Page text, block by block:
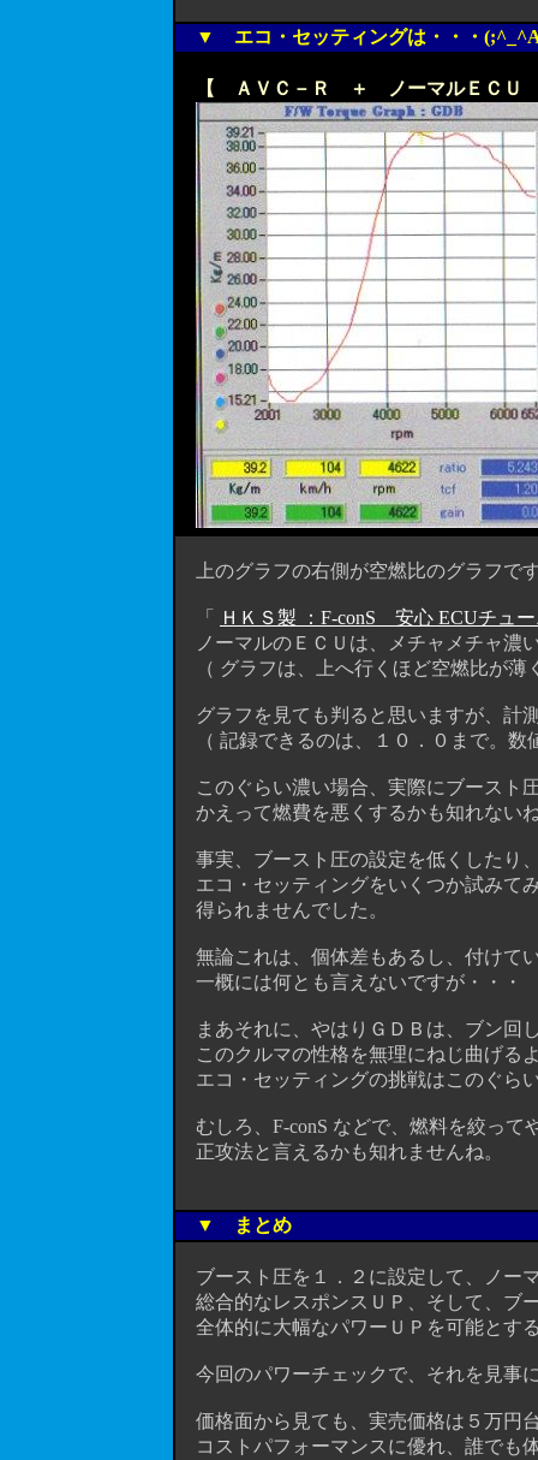
▼ エコ・セッティングは・・・(;^_^A
【 ＡＶＣ－Ｒ ＋ ノーマルＥＣ
上のグラフの右側が空燃比のグラフで
「
ＨＫＳ製 ：F-conS 安心 ECUチュ
ノーマルのＥＣＵは、メチャメチャ濃
（ グラフは、上へ行くほど空燃比が薄
グラフを見ても判ると思いますが、計
（ 記録できるのは、１０．０まで。数
このぐらい濃い場合、実際にブースト
かえって燃費を悪くするかも知れない
事実、ブースト圧の設定を低くしたり
エコ・セッティングをいくつか試みて
得られませんでした。
無論これは、個体差もあるし、付けて
一概には何とも言えないですが・・・
まあそれに、やはりＧＤＢは、ブン回
このクルマの性格を無理にねじ曲げる
エコ・セッティングの挑戦はこのぐら
むしろ、F-conS などで、燃料を絞って
正攻法と言えるかも知れませんね。
▼ まとめ
ブースト圧を１．２に設定して、ノー
総合的なレスポンスＵＰ、そして、ブ
全体的に大幅なパワーＵＰを可能とす
今回のパワーチェックで、それを見事
価格面から見ても、実売価格は５万円
コストパフォーマンスに優れ、誰でも